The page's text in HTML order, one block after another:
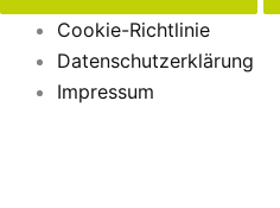
Cookie-Richtlinie
Datenschutzerklärung
Impressum